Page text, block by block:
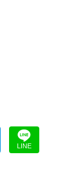
LINE